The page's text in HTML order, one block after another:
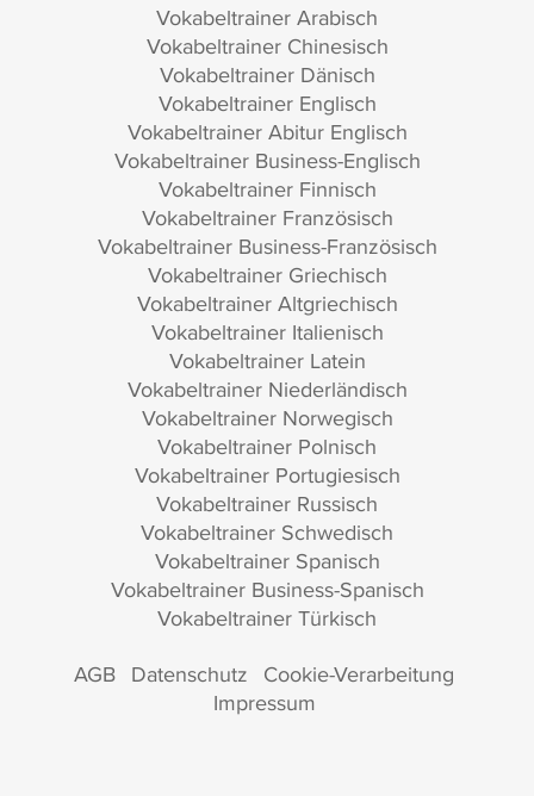
Vokabeltrainer Arabisch
Vokabeltrainer Chinesisch
Vokabeltrainer Dänisch
Vokabeltrainer Englisch
Vokabeltrainer Abitur Englisch
Vokabeltrainer Business-Englisch
Vokabeltrainer Finnisch
Vokabeltrainer Französisch
Vokabeltrainer Business-Französisch
Vokabeltrainer Griechisch
Vokabeltrainer Altgriechisch
Vokabeltrainer Italienisch
Vokabeltrainer Latein
Vokabeltrainer Niederländisch
Vokabeltrainer Norwegisch
Vokabeltrainer Polnisch
Vokabeltrainer Portugiesisch
Vokabeltrainer Russisch
Vokabeltrainer Schwedisch
Vokabeltrainer Spanisch
Vokabeltrainer Business-Spanisch
Vokabeltrainer Türkisch
AGB Datenschutz Cookie-Verarbeitung
Impressum